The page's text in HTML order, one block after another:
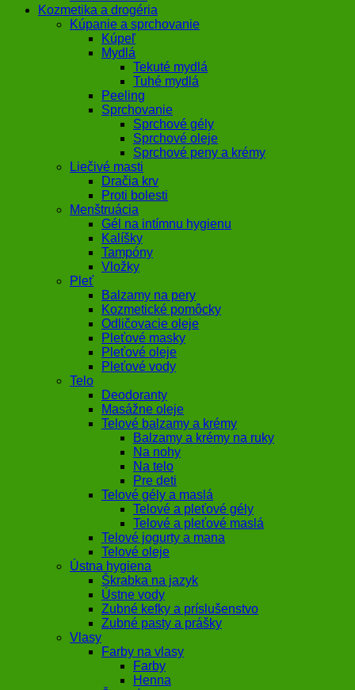
Kozmetika a drogéria
Kúpanie a sprchovanie
Kúpeľ
Mydlá
Tekuté mydlá
Tuhé mydlá
Peeling
Sprchovanie
Sprchové gély
Sprchové oleje
Sprchové peny a krémy
Liečivé masti
Dračia krv
Proti bolesti
Menštruácia
Gél na intímnu hygienu
Kalíšky
Tampóny
Vložky
Pleť
Balzamy na pery
Kozmetické pomôcky
Odličovacie oleje
Pleťové masky
Pleťové oleje
Pleťové vody
Telo
Deodoranty
Masážne oleje
Telové balzamy a krémy
Balzamy a krémy na ruky
Na nohy
Na telo
Pre deti
Telové gély a maslá
Telové a pleťové gély
Telové a pleťové maslá
Telové jogurty a mana
Telové oleje
Ústna hygiena
Škrabka na jazyk
Ústne vody
Zubné kefky a príslušenstvo
Zubné pasty a prášky
Vlasy
Farby na vlasy
Farby
Henna